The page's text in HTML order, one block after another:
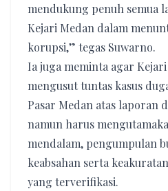
mendukung penuh semua
Kejari Medan dalam
korupsi,” tegas Suwarno.
Ia juga meminta agar
mengusut tuntas kasus
Pasar Medan atas laporan
namun harus
mendalam, pengumpulan
keabsahan serta
yang terverifikasi.